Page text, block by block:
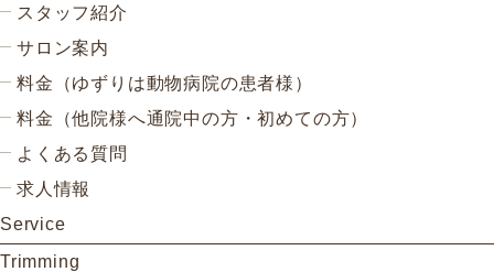
スタッフ紹介
サロン案内
料金（ゆずりは動物病院の患者様）
料金（他院様へ通院中の方・初めての方）
よくある質問
求人情報
Service
Trimming